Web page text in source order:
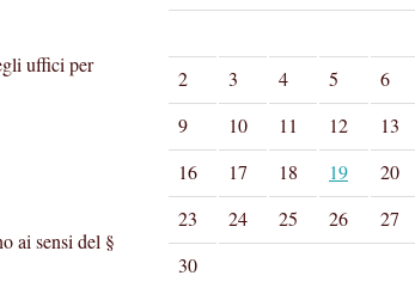
uffici per
ai sensi del §
2 3 4 5
6
9
10 11 12
13
16
17 18 19
20
23
24 25 26
27
30